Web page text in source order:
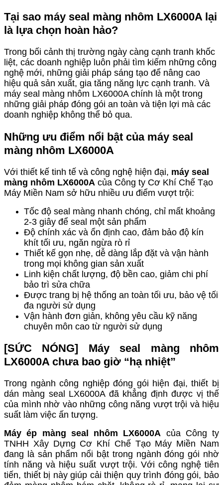
Tại sao máy seal màng nhôm LX6000A lại
là lựa chọn hoàn hảo?
Trong bối cảnh thị trường ngày càng cạnh tranh khốc
liệt, các doanh nghiệp luôn phải tìm kiếm những công
nghệ mới, những giải pháp sáng tạo để nâng cao
hiệu quả sản xuất, gia tăng năng lực cạnh tranh. Và
máy seal màng nhôm LX6000A chính là một trong
những giải pháp đóng gói an toàn và tiện lợi mà các
doanh nghiệp không thể bỏ qua.
Những ưu điểm nổi bật của máy seal
màng nhôm LX6000A
Với thiết kế tinh tế và công nghệ hiện đại, máy seal
màng nhôm LX6000A của Công ty Cơ Khí Chế Tạo
Máy Miền Nam sở hữu nhiều ưu điểm vượt trội:
Tốc độ seal màng nhanh chóng, chỉ mất khoảng
2-3 giây để seal một sản phẩm
Độ chính xác và ổn định cao, đảm bảo độ kín
khít tối ưu, ngăn ngừa rò rỉ
Thiết kế gọn nhẹ, dễ dàng lắp đặt và vận hành
trong mọi không gian sản xuất
Linh kiện chất lượng, độ bền cao, giảm chi phí
bảo trì sửa chữa
Được trang bị hệ thống an toàn tối ưu, bảo vệ tối
đa người sử dụng
Vận hành đơn giản, không yêu cầu kỹ năng
chuyên môn cao từ người sử dụng
[SỨC NÓNG] Máy seal màng nhôm
LX6000A chưa bao giờ “hạ nhiệt”
Trong ngành công nghiệp đóng gói hiện đại, thiết bị
dán màng seal LX6000A đã khẳng định được vị thế
của mình nhờ vào những công năng vượt trội và hiệu
suất làm việc ấn tượng.
Máy ép màng seal nhôm LX6000A của Công ty
TNHH Xây Dựng Cơ Khí Chế Tạo Máy Miền Nam
đang là sản phẩm nổi bật trong ngành đóng gói nhờ
tính năng và hiệu suất vượt trội. Với công nghệ tiên
tiến, thiết bị này giúp cải thiện quy trình đóng gói, bảo